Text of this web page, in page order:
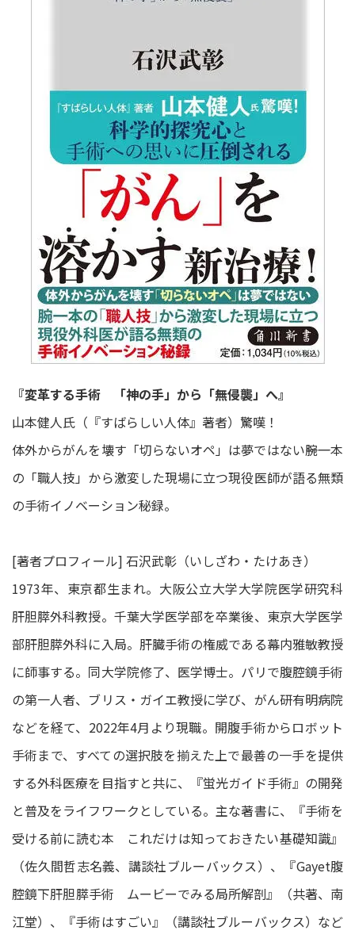
『変革する手術 「神の手」から「無侵襲」へ』
山本健人氏（『すばらしい人体』著者）驚嘆！
体外からがんを壊す「切らないオペ」は夢ではない――腕一本
の「職人技」から激変した現場に立つ現役医師が語る無類
の手術イノベーション秘録。
[著者プロフィール] 石沢武彰（いしざわ・たけあき）
1973年、東京都生まれ。大阪公立大学大学院医学研究科
肝胆膵外科教授。千葉大学医学部を卒業後、東京大学医学
部肝胆膵外科に入局。肝臓手術の権威である幕内雅敏教授
に師事する。同大学院修了、医学博士。パリで腹腔鏡手術
の第一人者、ブリス・ガイエ教授に学び、がん研有明病院
などを経て、2022年4月より現職。開腹手術からロボット
手術まで、すべての選択肢を揃えた上で最善の一手を提供
する外科医療を目指すと共に、『蛍光ガイド手術』の開発
と普及をライフワークとしている。主な著書に、『手術を
受ける前に読む本 これだけは知っておきたい基礎知識』
（佐久間哲志名義、講談社ブルーバックス）、『Gayet腹
腔鏡下肝胆膵手術 ムービーでみる局所解剖』（共著、南
江堂）、『手術はすごい』（講談社ブルーバックス）など